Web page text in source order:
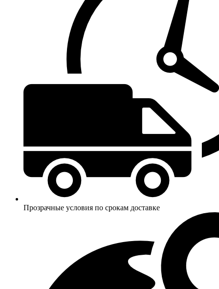
Прозрачные условия по срокам доставке